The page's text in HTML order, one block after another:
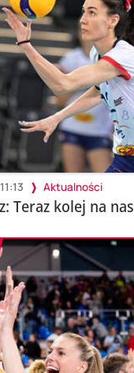
Aktualności
Teraz kolej na nas